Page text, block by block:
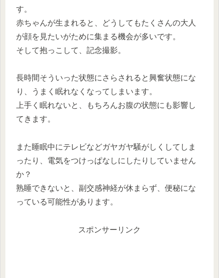
す。
赤ちゃんが生まれると、どうしてもたくさんの大人
が顔を見たいがために集まる機会が多いです。
そして抱っこして、記念撮影。
長時間そういった状態にさらされると興奮状態にな
り、うまく眠れなくなってしまいます。
上手く眠れないと、もちろんお腹の状態にも影響し
てきます。
また睡眠中にテレビなどガヤガヤ騒がしくしてしま
ったり、電気をつけっぱなしにしたりしていません
か？
熟睡できないと、副交感神経が休まらず、便秘にな
っている可能性があります。
スポンサーリンク